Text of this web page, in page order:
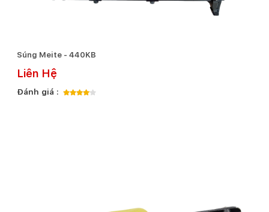
Súng Meite - 440KB
Liên Hệ
Đánh giá :